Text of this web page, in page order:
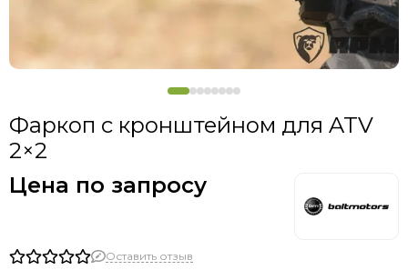
Фаркоп с кронштейном для ATV
2×2
Цена по запросу
Оставить отзыв